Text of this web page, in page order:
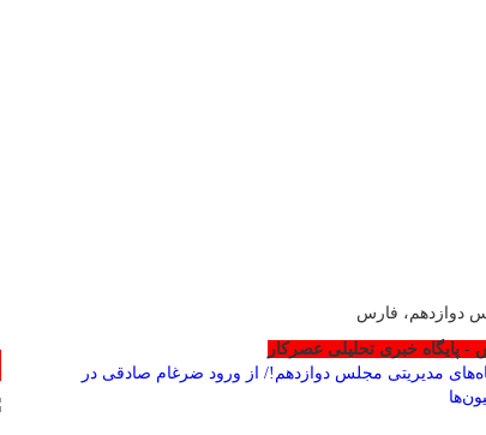
دوازدهم، فارس
- پایگاه خبری تحلیلی عصرکار